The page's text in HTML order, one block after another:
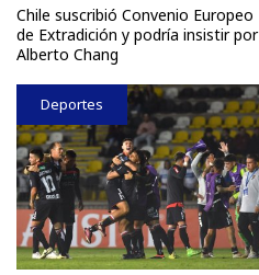
Chile suscribió Convenio Europeo
de Extradición y podría insistir por
Alberto Chang
Deportes